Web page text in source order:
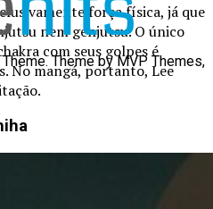
força física, já que
nem genjutsu. O único
com seus golpes é
No mangá, portanto, Lee
Theme by MVP Themes,